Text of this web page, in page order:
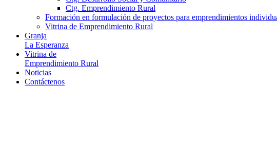
Ctg. Emprendimiento Rural
Formación en formulación de proyectos para emprendimientos
Vitrina de Emprendimiento Rural
Granja
La Esperanza
Vitrina de
Emprendimiento Rural
Noticias
Contáctenos